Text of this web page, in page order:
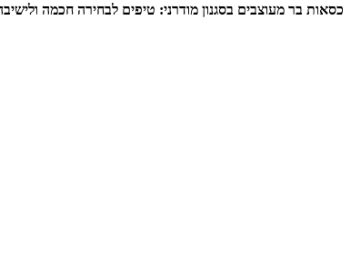
כסאות בר מעוצבים בסגנון מודרני: טיפים לבחירה חכמה